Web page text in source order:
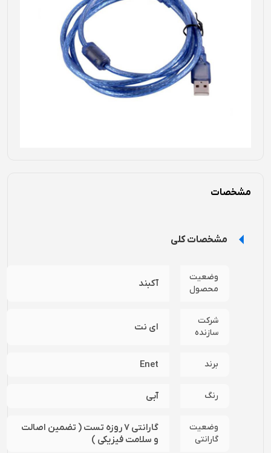
مشخصات
مشخصات کلی
وضعیت
محصول
آکبند
شرکت
سازنده
ای نت
برند Enet
رنگ آبی
وضعیت
گارانتی
گارانتی 7 روزه تست ( تضمین اصالت
و سلامت فیزیکی )